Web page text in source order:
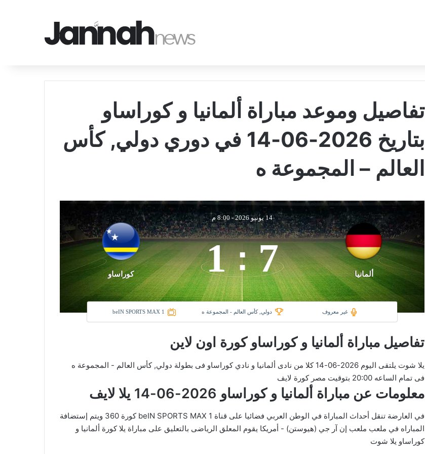
تفاصيل وموعد مباراة ألمانيا و كوراساو
بتاريخ 2026-06-14 في دوري دولي, كأس
العالم – المجموعة ه
ألمانيا
14 يونيو 2026 -8:00 م
7
:
1 كوراساو
غير معروف دولي, كأس العالم - المجموعة ه beIN SPORTS MAX 1
تفاصيل مباراة ألمانيا و كوراساو كورة اون لاين
يلا شوت يلتقى اليوم 2026-06-14 كلا من نادى ألمانيا و نادي كوراساو فى بطولة دولي, كأس العالم - المجموعة ه
فى تمام الساعه 20:00 بتوقيت مصر كورة لايف
معلومات عن مباراة ألمانيا و كوراساو 2026-06-14 يلا لايف
في العارضة تنقل أحداث المباراة في الوطن العربي فضائيا على قناة beIN SPORTS MAX 1 كورة 360 ويتم إستضافة
المباراه في ملعب ملعب إن آر جي (هيوستن) - أمريكا يقوم المعلق الرياضى بالتعليق على مباراة يلا كورة ألمانيا و
كوراساو يلا شوت